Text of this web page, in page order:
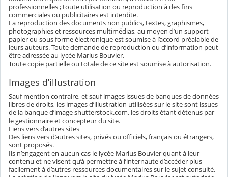
professionnelles ; toute utilisation ou reproduction à des fins
commerciales ou publicitaires est interdite.
La reproduction des documents non publics, textes, graphismes,
photographies et ressources multimédias, au moyen d’un support
papier ou sous forme électronique est soumise à l’accord préalable de
leurs auteurs. Toute demande de reproduction ou d’information peut
être adressée au lycée Marius Bouvier.
Toute copie partielle ou totale de ce site est soumise à autorisation.
Images d’illustration
Sauf mention contraire, et sauf images issues de banques de données
libres de droits, les images d’illustration utilisées sur le site sont issues
de la banque d’image shutterstock.com, les droits étant détenus par
le gestionnaire et concepteur du site.
Liens vers d’autres sites
Des liens vers d’autres sites, privés ou officiels, français ou étrangers,
sont proposés.
Ils n’engagent en aucun cas le lycée Marius Bouvier quant à leur
contenu et ne visent qu’à permettre à l’internaute d’accéder plus
facilement à d’autres ressources documentaires sur le sujet consulté.